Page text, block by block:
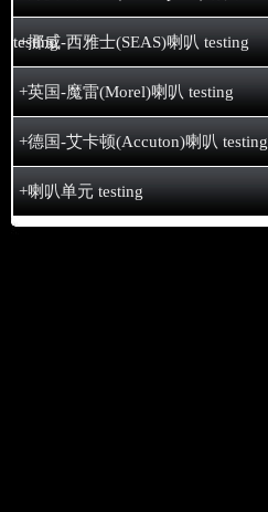
testing
+挪威-西雅士(SEAS)喇叭 testing
+英国-魔雷(Morel)喇叭 testing
+德国-艾卡顿(Accuton)喇叭 testing
+喇叭单元 testing